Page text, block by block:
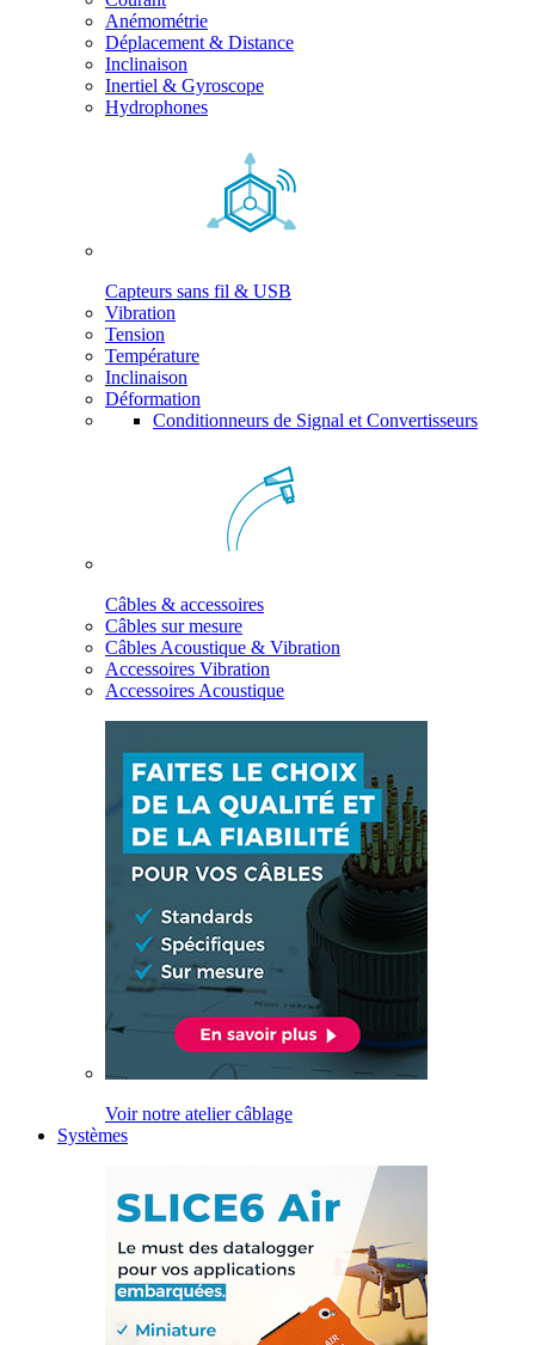
Anémométrie
Déplacement & Distance
Inclinaison
Inertiel & Gyroscope
Hydrophones
Capteurs sans fil & USB
Vibration
Tension
Température
Inclinaison
Déformation
Conditionneurs de Signal et Convertisseurs
Câbles & accessoires
Câbles sur mesure
Câbles Acoustique & Vibration
Accessoires Vibration
Accessoires Acoustique
Voir notre atelier câblage
Systèmes